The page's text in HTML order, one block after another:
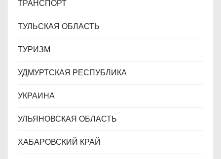
ТРАНСПОРТ
ТУЛЬСКАЯ ОБЛАСТЬ
ТУРИЗМ
УДМУРТСКАЯ РЕСПУБЛИКА
УКРАИНА
УЛЬЯНОВСКАЯ ОБЛАСТЬ
ХАБАРОВСКИЙ КРАЙ